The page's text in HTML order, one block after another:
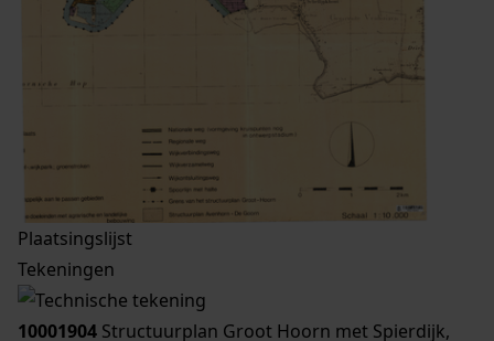
Plaatsingslijst
Tekeningen
10001904 Structuurplan Groot Hoorn met Spierdijk,